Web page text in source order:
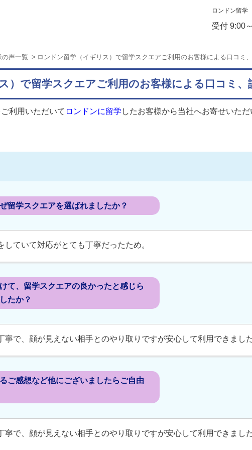
ロンドン留学
受付 9:00
の声一覧 ロンドン留学（イギリス）で留学スクエアご利用のお客様による口コミ
）で留学スクエアご利用のお客様による口コミ、
利用いただいて ロンドンに留学 したお客様から当社へお寄せいた
留学スクエアを選ばれましたか？
していて対応がとても丁寧だったため。
て、留学スクエアの良かったと感じら
たか？
寧で、顔が見えない相手とのやり取りですが安心して利用できました
ご感想など他にございましたらご自由
寧で、顔が見えない相手とのやり取りですが安心して利用できました